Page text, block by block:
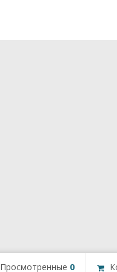
Просмотренные 0